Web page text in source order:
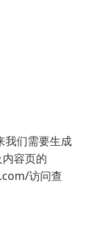
我们需要生成
容页的
访问查